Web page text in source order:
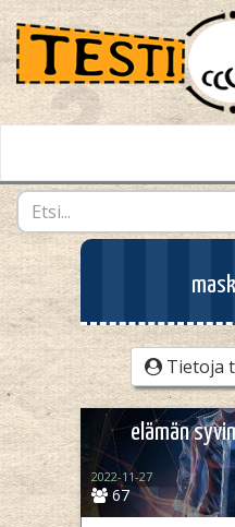
Tietoja
elämän
67
2022-11-27